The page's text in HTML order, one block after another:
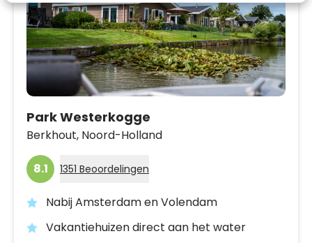
Park Westerkogge
Berkhout, Noord-Holland
8.1 1351 Beoordelingen
Nabij Amsterdam en Volendam
Vakantiehuizen direct aan het water